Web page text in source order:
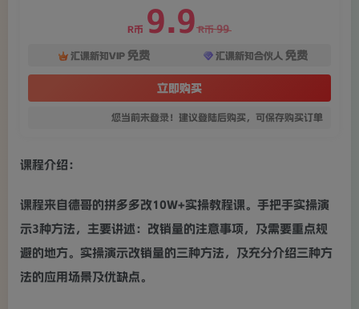
R币 9.9 R币 99
汇课新知VIP 免费 汇课新知合伙人 免费
立即购买
您当前未登录！建议登陆后购买，可保存购买订单
课程介绍：
课程来自德哥的拼多多改10W+实操教程课。手把手实操演
示3种方法，主要讲述：改销量的注意事项，及需要重点规
避的地方。实操演示改销量的三种方法，及充分介绍三种方
法的应用场景及优缺点。